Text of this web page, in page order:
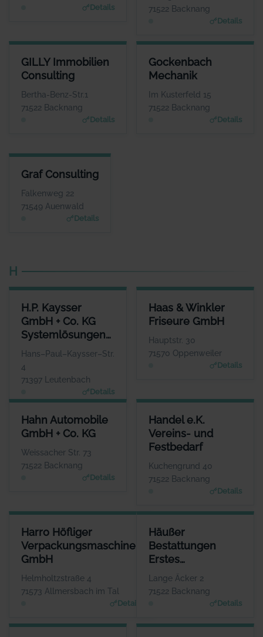
Details
71522 Backnang
Details
GILLY Immobilien
Consulting
Bertha-Benz-Str.1
71522 Backnang
Details
GILLY IMMOBILIEN CONSULTING
Herr Marcel Gilly
www.gilly-immobilien.de
Gockenbach
Mechanik
Im Kusterfeld 15
71522 Backnang
Details
GOCKENBACH MECHANIK
ANSPRECHPARTNER
Frau Barbara Braun
www.gockenbach-faess
Graf Consulting
Falkenweg 22
71549 Auenwald
Details
GRAF CONSULTING
ANSPRECHPARTNER
Herr Charley Graf
WEBSITE
www.grafconsulting.eu
H
H.P. Kaysser
GmbH + Co. KG
Systemlösungen
in Metall
Hans–Paul–Kaysser–Str.
4
71397 Leutenbach
Details
H.P. KAYSSER GMBH + CO. KG SYSTEMLÖSUNGEN IN METALL
ANSPRECHPARTNER
Herr Thomas Kaysser
www.kaysser.de
Haas & Winkler
Friseure GmbH
Hauptstr. 30
71570 Oppenweiler
Details
HAAS & WINKLER FRISEURE
Frau Rebacca
www.haas-winkler-
Hahn Automobile
GmbH + Co. KG
Weissacher Str. 73
71522 Backnang
Details
HAHN AUTOMOBILE GMBH + CO. KG
Herr Frank Stotz
WEBSITE
www.hahn-automobile.de
Handel e.K.
Vereins- und
Festbedarf
Kuchengrund 40
71522 Backnang
Details
HANDEL E.K. VEREINS- UND
Harro Höfliger
Verpackungsmaschinen
GmbH
Helmholtzstraße 4
71573 Allmersbach im Tal
Details
HARRO HÖFLIGER VERPACKUNGSMASCHINEN GMBH
Herr Markus Höfliger
WEBSITE
Häußer
Bestattungen
Erstes
Backnanger
Bestattungsinstitut
Lange Äcker 2
71522 Backnang
Details
HÄUSSER BESTATTUNGEN